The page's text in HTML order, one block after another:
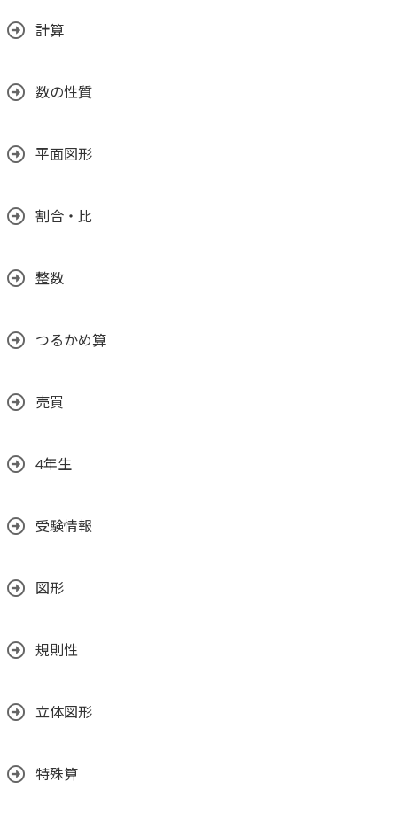
計算
数の性質
平面図形
割合・比
整数
つるかめ算
売買
4年生
受験情報
図形
規則性
立体図形
特殊算